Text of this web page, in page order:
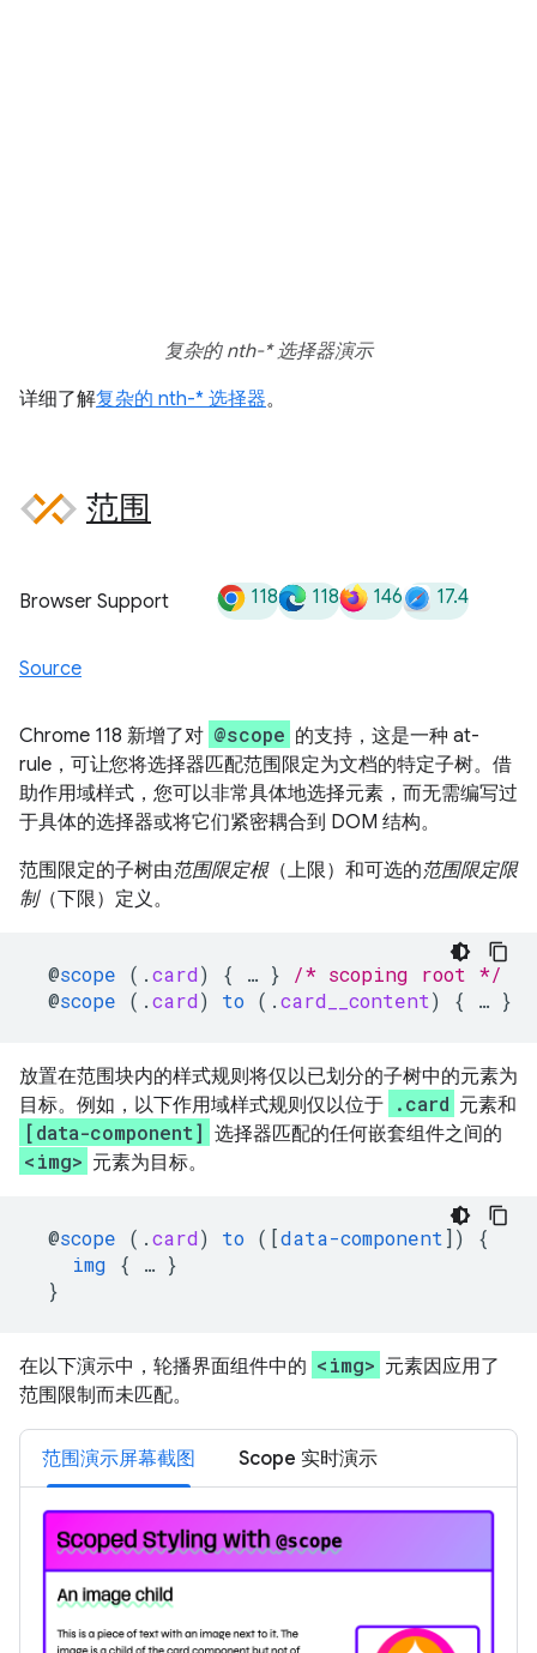
复杂的 nth-* 选择器演示
详细了解复杂的 nth-* 选择器。
范围
Browser Support 118 118 146 17.4
Source
Chrome 118 新增了对 @scope 的支持，这是一种 at-
rule，可让您将选择器匹配范围限定为文档的特定子树。借
助作用域样式，您可以非常具体地选择元素，而无需编写过
于具体的选择器或将它们紧密耦合到 DOM 结构。
范围限定的子树由范围限定根（上限）和可选的范围限定限
制（下限）定义。
@scope ( .card) { … }
/* scoping root */
@scope ( .card) to ( .card__content) { … }
放置在范围块内的样式规则将仅以已划分的子树中的元素为
目标。例如，以下作用域样式规则仅以位于 .card 元素和
[data-component] 选择器匹配的任何嵌套组件之间的
<img> 元素为目标。
@scope ( .card) to ([data-component ])
{
img
{ … }
}
在以下演示中，轮播界面组件中的 <img> 元素因应用了
范围限制而未匹配。
范围演示屏幕截图 Scope 实时演示